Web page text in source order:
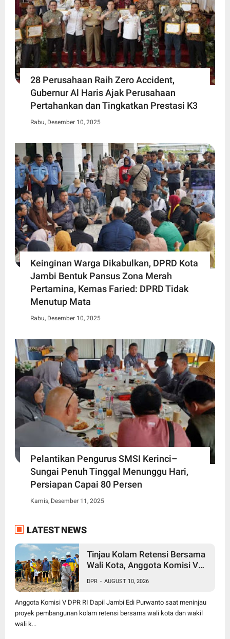
28 Perusahaan Raih Zero Accident,
Gubernur Al Haris Ajak Perusahaan
Pertahankan dan Tingkatkan Prestasi K3
Rabu, Desember 10, 2025
Keinginan Warga Dikabulkan, DPRD Kota
Jambi Bentuk Pansus Zona Merah
Pertamina, Kemas Faried: DPRD Tidak
Menutup Mata
Rabu, Desember 10, 2025
Pelantikan Pengurus SMSI Kerinci–
Sungai Penuh Tinggal Menunggu Hari,
Persiapan Capai 80 Persen
Kamis, Desember 11, 2025
LATEST NEWS
Tinjau Kolam Retensi Bersama
Wali Kota, Anggota Komisi V
jadi Solusi Kota Jambi Bebas
Banjir
DPR - AUGUST 10, 2026
Anggota Komisi V DPR RI Dapil Jambi Edi Purwanto saat meninjau
proyek pembangunan kolam retensi bersama wali kota dan wakil
wali k...